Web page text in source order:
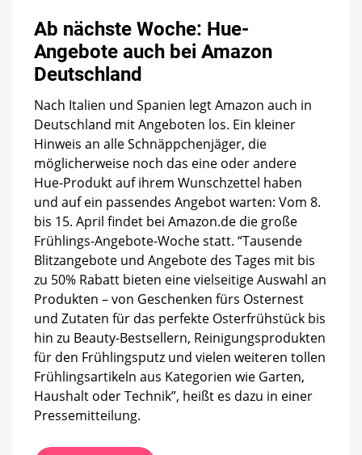
Hue-
Amazon
Deutschland
Ab nächste Woche: Hue-
Angebote auch bei Amazon
Deutschland
Nach Italien und Spanien legt Amazon auch in
Deutschland mit Angeboten los. Ein kleiner
Hinweis an alle Schnäppchenjäger, die
möglicherweise noch das eine oder andere
Hue-Produkt auf ihrem Wunschzettel haben
und auf ein passendes Angebot warten: Vom 8.
bis 15. April findet bei Amazon.de die große
Frühlings-Angebote-Woche statt. “Tausende
Blitzangebote und Angebote des Tages mit bis
zu 50% Rabatt bieten eine vielseitige Auswahl an
Produkten – von Geschenken fürs Osternest
und Zutaten für das perfekte Osterfrühstück bis
hin zu Beauty-Bestsellern, Reinigungsprodukten
für den Frühlingsputz und vielen weiteren tollen
Frühlingsartikeln aus Kategorien wie Garten,
Haushalt oder Technik”, heißt es dazu in einer
Pressemitteilung.